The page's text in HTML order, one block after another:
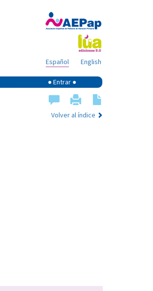
English
Español
● Entrar ●
Volver al índice